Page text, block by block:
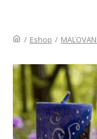
/ Eshop /